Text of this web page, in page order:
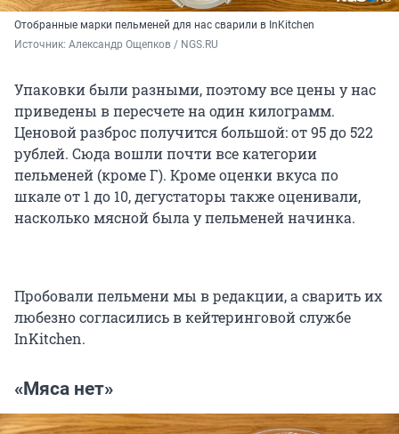
Отобранные марки пельменей для нас сварили в InKitchen
Источник: Александр Ощепков / NGS.RU
Упаковки были разными, поэтому все цены у нас
приведены в пересчете на один килограмм.
Ценовой разброс получится большой: от 95 до 522
рублей. Сюда вошли почти все категории
пельменей (кроме Г). Кроме оценки вкуса по
шкале от 1 до 10, дегустаторы также оценивали,
насколько мясной была у пельменей начинка.
Пробовали пельмени мы в редакции, а сварить их
любезно согласились в кейтеринговой службе
InKitchen.
«Мяса нет»